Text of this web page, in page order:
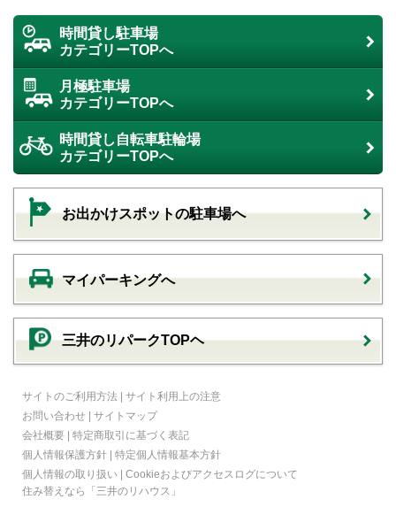
時間貸し駐車場
カテゴリーTOPへ
月極駐車場
カテゴリーTOPへ
時間貸し自転車駐輪場
カテゴリーTOPへ
お出かけスポットの駐車場へ
マイパーキングへ
三井のリパークTOPヘ
サイトのご利用方法 | サイト利用上の注意
お問い合わせ | サイトマップ
会社概要 | 特定商取引に基づく表記
個人情報保護方針 | 特定個人情報基本方針
個人情報の取り扱い | Cookieおよびアクセスログについて
住み替えなら
「三井のリハウス」